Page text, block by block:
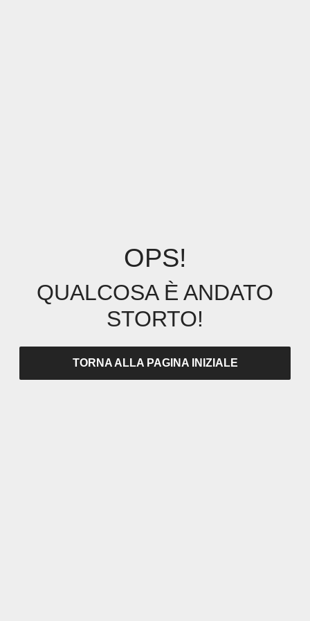
OPS!
QUALCOSA È ANDATO
STORTO!
TORNA ALLA PAGINA INIZIALE